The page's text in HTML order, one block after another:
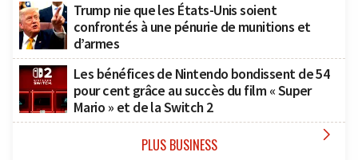
Trump nie que les États-Unis soient
confrontés à une pénurie de munitions et
d’armes
Les bénéfices de Nintendo bondissent de 54
pour cent grâce au succès du film « Super
Mario » et de la Switch 2
PLUS BUSINESS 